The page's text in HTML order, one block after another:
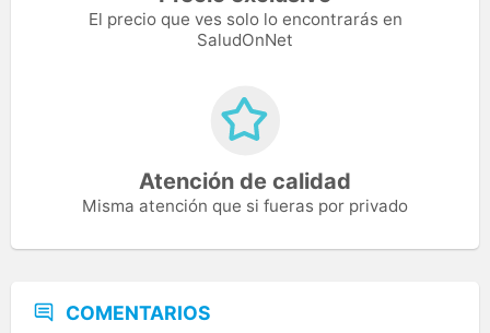
El precio que ves solo lo encontrarás en
SaludOnNet
Atención de calidad
Misma atención que si fueras por privado
COMENTARIOS